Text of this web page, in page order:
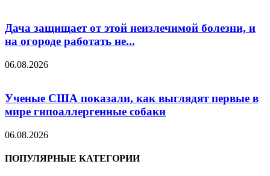
Дача защищает от этой неизлечимой болезни, и
на огороде работать не...
06.08.2026
Ученые США показали, как выглядят первые в
мире гипоаллергенные собаки
06.08.2026
ПОПУЛЯРНЫЕ КАТЕГОРИИ